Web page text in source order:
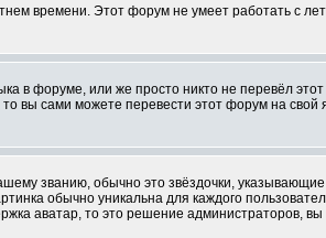
времени. Этот форум не умеет работать с
в форуме, или же просто никто не перевёл
вы сами можете перевести этот форум на
званию, обычно это звёздочки,
обычно уникальна для каждого
аватар, то это решение администраторов,